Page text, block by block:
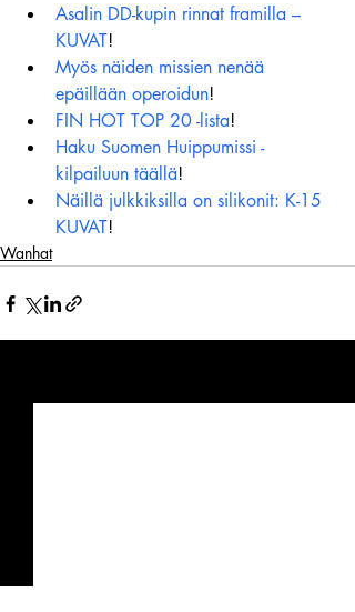
Asalin DD-kupin rinnat framilla –
KUVAT!
Myös näiden missien nenää
epäillään operoidun!
FIN HOT TOP 20 -lista!
Haku Suomen Huippumissi -
kilpailuun täällä!
Näillä julkkiksilla on silikonit: K-15
KUVAT!
Wanhat